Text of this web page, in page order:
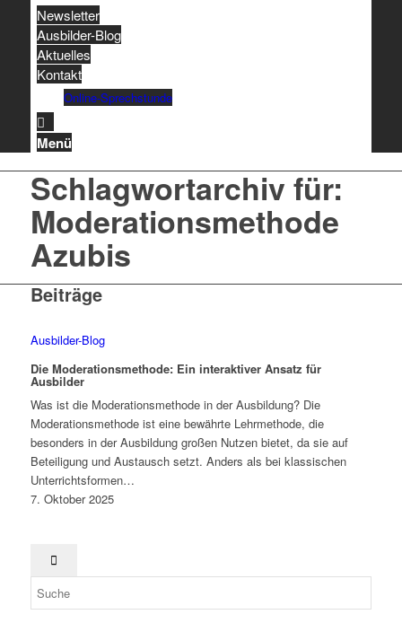
Newsletter
Ausbilder-Blog
Aktuelles
Kontakt
Online-Sprechstunde
Menü
Schlagwortarchiv für:
Moderationsmethode
Azubis
Beiträge
Ausbilder-Blog
Die Moderationsmethode: Ein interaktiver Ansatz für
Ausbilder
Was ist die Moderationsmethode in der Ausbildung? Die
Moderationsmethode ist eine bewährte Lehrmethode, die
besonders in der Ausbildung großen Nutzen bietet, da sie auf
Beteiligung und Austausch setzt. Anders als bei klassischen
Unterrichtsformen…
7. Oktober 2025